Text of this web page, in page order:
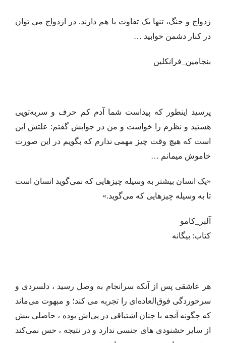
زدواج و جنگ، تنها یک تفاوت با هم دارند. در ازدواج می توان
در کنار دشمن خوابید …
بنجامین_فرانکلین
پرسید اینطور که پیداست شما آدم کم حرف و سربه‌تویی
هستید و نظرم را خواست و من در جوابش گفتم: علتش این
است که هیچ وقت چیز مهمی ندارم که بگویم در این صورت
خاموش میمانم …
«یک انسان بیشتر به وسیله چیزهایی که نمی‌گوید انسان است
تا به وسیله چیزهایی که می‌گوید.»
آلبر_کامو
کتاب: بیگانه
هر عاشقی پس از آنکه سرانجام به وصل رسید ، دلسردی و
سرخوردگی فوق‌العاده‌ای را تجربه می ‌کند؛ و مبهوت می‌ماند
که چگونه آنچه با چنان اشتیاقی در پی‌اش بوده ، حاصلی بیش
از سایر خشنودی‌ های جنسی ندارد و در نتیجه ، حس نمی‌کند